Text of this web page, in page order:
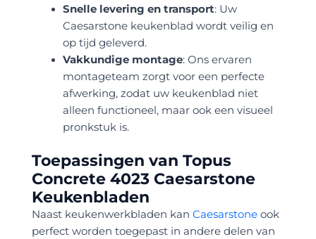
Snelle levering en transport: Uw
Caesarstone keukenblad wordt veilig en
op tijd geleverd.
Vakkundige montage: Ons ervaren
montageteam zorgt voor een perfecte
afwerking, zodat uw keukenblad niet
alleen functioneel, maar ook een visueel
pronkstuk is.
Toepassingen van Topus
Concrete 4023 Caesarstone
Keukenbladen
Naast keukenwerkbladen kan Caesarstone ook
perfect worden toegepast in andere delen van